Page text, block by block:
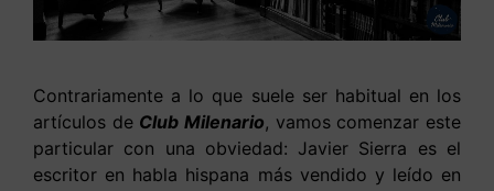
Contrariamente a lo que suele ser habitual en los
artículos de Club Milenario, vamos comenzar este
particular con una obviedad: Javier Sierra es el
escritor en habla hispana más vendido y leído en